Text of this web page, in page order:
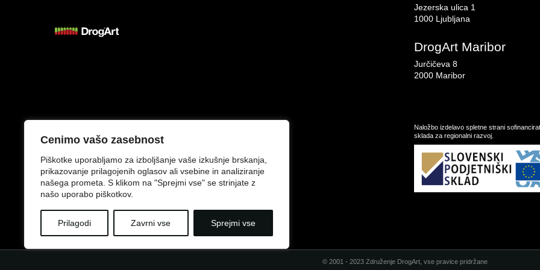
Cenimo vašo zasebnost
Piškotke uporabljamo za izboljšanje vaše izkušnje brskanja,
prikazovanje prilagojenih oglasov ali vsebine in analiziranje
našega prometa. S klikom na "Sprejmi vse" se strinjate z
našo uporabo piškotkov.
Prilagodi Zavrni vse Sprejmi vse
Jezerska ulica 1
1000 Ljubljana
DrogArt Maribor
Jurčičeva 8
2000 Maribor
Naložbo izdelavo spletne strani
sklada za regionalni razvoj.
© 2001 - 2023 Združenje DrogArt, vse pravice pridržane